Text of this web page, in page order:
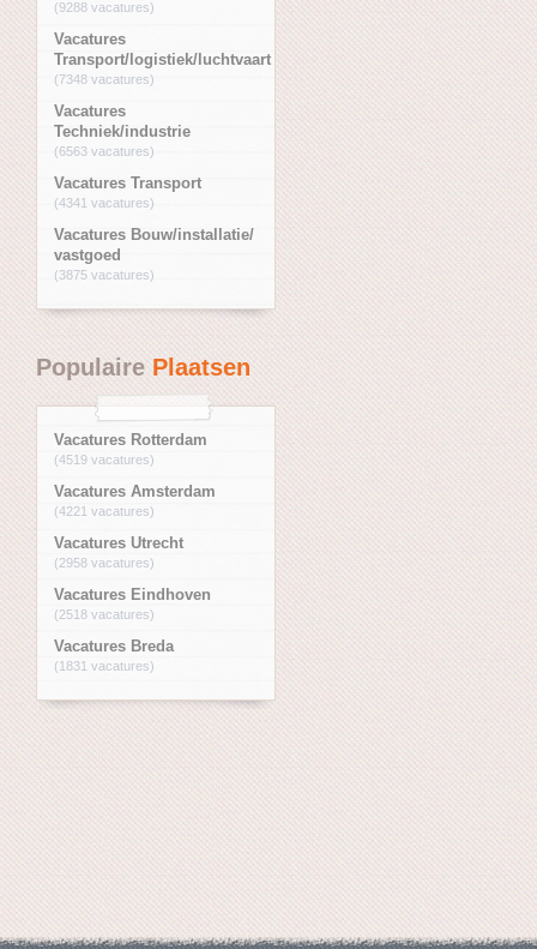
(9288 vacatures)
Vacatures
Transport/logistiek/luchtvaart
(7348 vacatures)
Vacatures
Techniek/industrie
(6563 vacatures)
Vacatures Transport
(4341 vacatures)
Vacatures Bouw/installatie/
vastgoed
(3875 vacatures)
PopulairePlaatsen
Vacatures Rotterdam
(4519 vacatures)
Vacatures Amsterdam
(4221 vacatures)
Vacatures Utrecht
(2958 vacatures)
Vacatures Eindhoven
(2518 vacatures)
Vacatures Breda
(1831 vacatures)